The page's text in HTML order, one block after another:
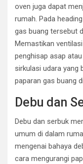
oven juga dapat
rumah. Pada
gas buang tersebut
Memastikan
penghisap asap
sirkulasi udara yang
paparan gas buang
Debu dan
Debu dan serbuk
umum di dalam
mengenai bahaya
cara mengurangi